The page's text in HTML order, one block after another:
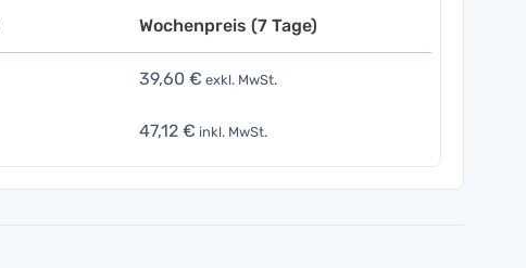
Wochenpreis (7 Tage)
39,60 € exkl. MwSt.
47,12 € inkl. MwSt.